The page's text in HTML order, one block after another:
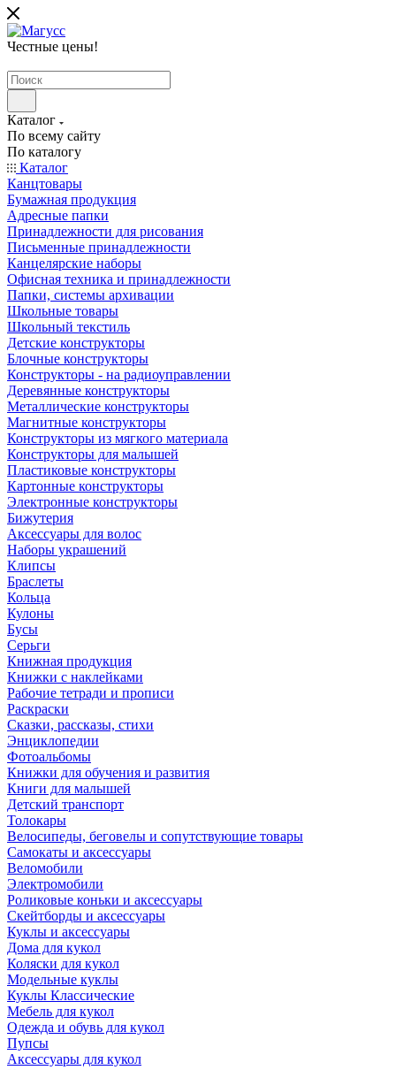
Честные цены!
Каталог
По всему сайту
По каталогу
Каталог
Канцтовары
Бумажная продукция
Адресные папки
Принадлежности для рисования
Письменные принадлежности
Канцелярские наборы
Офисная техника и принадлежности
Папки, системы архивации
Школьные товары
Школьный текстиль
Детские конструкторы
Блочные конструкторы
Конструкторы - на радиоуправлении
Деревянные конструкторы
Металлические конструкторы
Магнитные конструкторы
Конструкторы из мягкого материала
Конструкторы для малышей
Пластиковые конструкторы
Картонные конструкторы
Электронные конструкторы
Бижутерия
Аксессуары для волос
Наборы украшений
Клипсы
Браслеты
Кольца
Кулоны
Бусы
Серьги
Книжная продукция
Книжки с наклейками
Рабочие тетради и прописи
Раскраски
Сказки, рассказы, стихи
Энциклопедии
Фотоальбомы
Книжки для обучения и развития
Книги для малышей
Детский транспорт
Толокары
Велосипеды, беговелы и сопутствующие товары
Самокаты и аксессуары
Веломобили
Электромобили
Роликовые коньки и аксессуары
Скейтборды и аксессуары
Куклы и аксессуары
Дома для кукол
Коляски для кукол
Модельные куклы
Куклы Классические
Мебель для кукол
Одежда и обувь для кукол
Пупсы
Аксессуары для кукол